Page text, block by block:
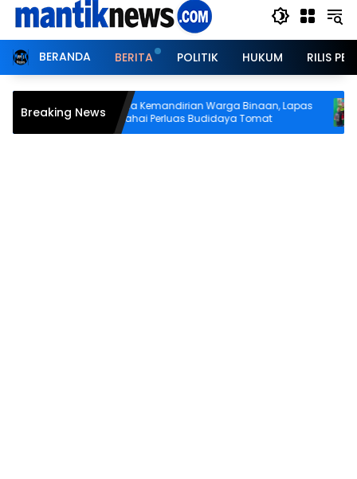
BERANDA BERITA POLITIK HUKUM RILIS
Breaking NewsBina Kemandirian Warga Binaan, Lapas
Wahai Perluas Budidaya Tomat